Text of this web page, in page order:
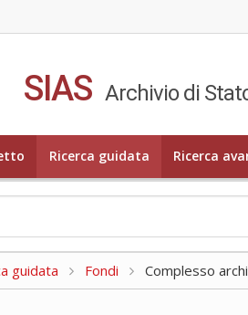
SIAS Archivio di
Ricerca guidata Ricerca
guidata Fondi Complesso